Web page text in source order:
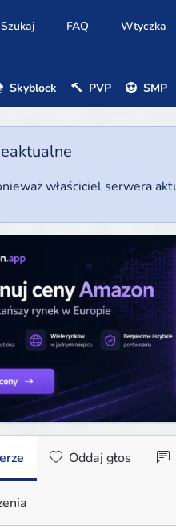
Szukaj FAQ Wtyczka
Skyblock PVP SMP
właściciel serwera
Oddaj głos